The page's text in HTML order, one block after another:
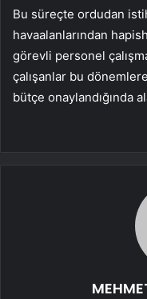
Bu süreçte ordudan
havaalanlarından
görevli personel
çalışanlar bu
bütçe onaylandığında